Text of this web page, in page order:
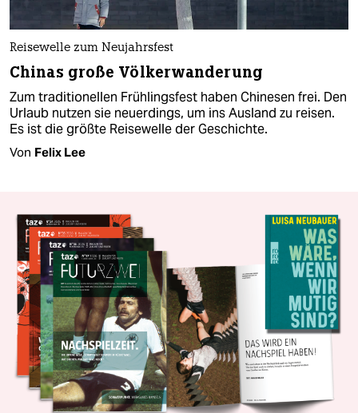
Reisewelle zum Neujahrsfest
Chinas große Völkerwanderung
Zum traditionellen Frühlingsfest haben Chinesen frei. Den
Urlaub nutzen sie neuerdings, um ins Ausland zu reisen.
Es ist die größte Reisewelle der Geschichte.
Von Felix Lee